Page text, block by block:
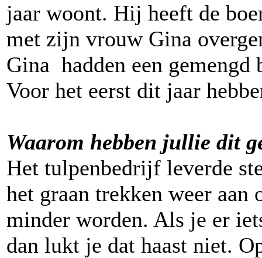
jaar woont. Hij heeft de
met zijn vrouw Gina
Gina hadden een
Voor het eerst dit jaar
Waarom hebben jullie dit
Het tulpenbedrijf leverde
het graan trekken weer aan
minder worden. Als je er
dan lukt je dat haast niet.